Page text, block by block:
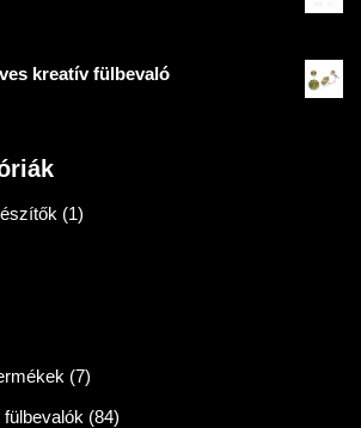
kreatív fülbevaló
(1)
(7)
(84)